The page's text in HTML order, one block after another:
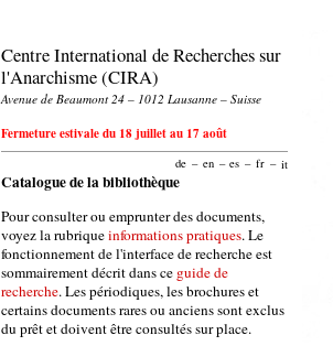
Centre International de Recherches sur
l'Anarchisme (CIRA)
Avenue de Beaumont 24 – 1012 Lausanne – Suisse
Fermeture estivale du 18 juillet au 17 août
de – en – es – fr – it
Catalogue de la bibliothèque
Pour consulter ou emprunter des documents,
voyez la rubriqueinformations pratiques. Le
fonctionnement de l'interface de recherche est
sommairement décrit dans ce guide de
recherche. Les périodiques, les brochures et
certains documents rares ou anciens sont exclus
du prêt et doivent être consultés sur place.